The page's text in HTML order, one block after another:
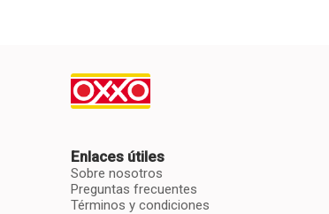
Enlaces útiles
Sobre nosotros
Preguntas frecuentes
Términos y condiciones